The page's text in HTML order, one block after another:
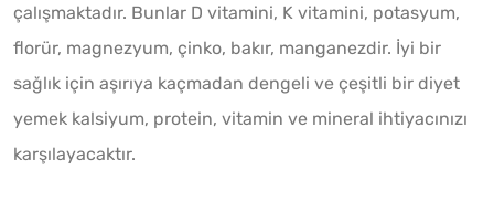
çalışmaktadır. Bunlar D vitamini, K vitamini, potasyum,
florür, magnezyum, çinko, bakır, manganezdir. İyi bir
sağlık için aşırıya kaçmadan dengeli ve çeşitli bir diyet
yemek kalsiyum, protein, vitamin ve mineral ihtiyacınızı
karşılayacaktır.